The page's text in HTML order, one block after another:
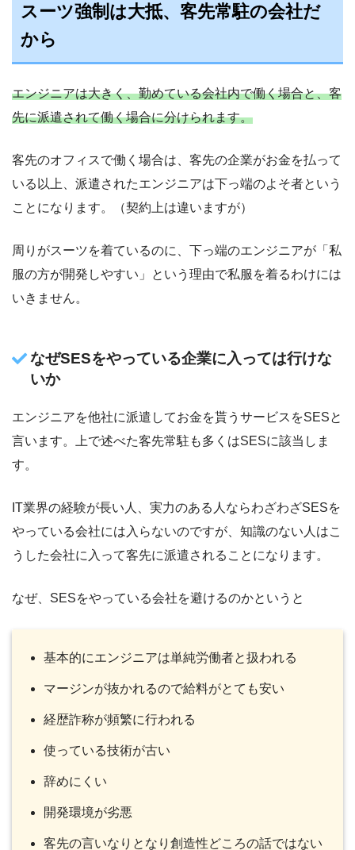
スーツ強制は大抵、客先常駐の会社だ
から
エンジニアは大きく、勤めている会社内で働く場合と、客
先に派遣されて働く場合に分けられます。
客先のオフィスで働く場合は、客先の企業がお金を払って
いる以上、派遣されたエンジニアは下っ端のよそ者という
ことになります。（契約上は違いますが）
周りがスーツを着ているのに、下っ端のエンジニアが「私
服の方が開発しやすい」という理由で私服を着るわけには
いきません。
なぜSESをやっている企業に入っては行けな
いか
エンジニアを他社に派遣してお金を貰うサービスをSESと
言います。上で述べた客先常駐も多くはSESに該当しま
す。
IT業界の経験が長い人、実力のある人ならわざわざSESを
やっている会社には入らないのですが、知識のない人はこ
うした会社に入って客先に派遣されることになります。
なぜ、SESをやっている会社を避けるのかというと
基本的にエンジニアは単純労働者と扱われる
マージンが抜かれるので給料がとても安い
経歴詐称が頻繁に行われる
使っている技術が古い
辞めにくい
開発環境が劣悪
客先の言いなりとなり創造性どころの話ではない